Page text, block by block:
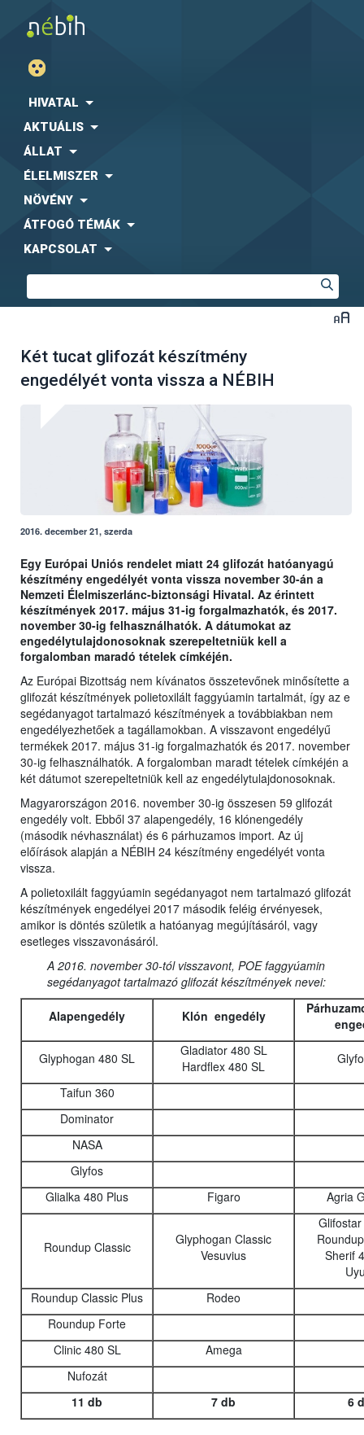
HIVATAL
AKTUÁLIS
ÁLLAT
ÉLELMISZER
NÖVÉNY
ÁTFOGÓ TÉMÁK
KAPCSOLAT
Két tucat glifozát készítmény
engedélyét vonta vissza a NÉBIH
2016. december 21, szerda
Egy Európai Uniós rendelet miatt 24 glifozát hatóanyagú
készítmény engedélyét vonta vissza november 30-án a
Nemzeti Élelmiszerlánc-biztonsági Hivatal. Az érintett
készítmények 2017. május 31-ig forgalmazhatók, és 2017.
november 30-ig felhasználhatók. A dátumokat az
engedélytulajdonosoknak szerepeltetniük kell a
forgalomban maradó tételek címkéjén.
Az Európai Bizottság nem kívánatos összetevőnek minősítette a
glifozát készítmények polietoxilált faggyúamin tartalmát, így az e
segédanyagot tartalmazó készítmények a továbbiakban nem
engedélyezhetőek a tagállamokban. A visszavont engedélyű
termékek 2017. május 31-ig forgalmazhatók és 2017. november
30-ig felhasználhatók. A forgalomban maradt tételek címkéjén a
két dátumot szerepeltetniük kell az engedélytulajdonosoknak.
Magyarországon 2016. november 30-ig összesen 59 glifozát
engedély volt. Ebből 37 alapengedély, 16 klónengedély
(második névhasználat) és 6 párhuzamos import. Az új
előírások alapján a NÉBIH 24 készítmény engedélyét vonta
vissza.
A polietoxilált faggyúamin segédanyagot nem tartalmazó glifozát
készítmények engedélyei 2017 második feléig érvényesek,
amikor is döntés születik a hatóanyag megújításáról, vagy
esetleges visszavonásáról.
A 2016. november 30-tól visszavont, POE faggyúamin
segédanyagot tartalmazó glifozát készítmények nevei:
Alapengedély Klón engedély
Glyphogan 480 SL
Gladiator 480 SL
Hardflex 480 SL
Taifun 360
Dominator
NASA
Glyfos
Glialka 480 Plus
Figaro Agria
Roundup Classic
Glyphogan Classic
Vesuvius
Sherif
Roundup Classic Plus
Rodeo
Roundup Forte
Clinic 480 SL
Amega
Nufozát
11 db
7 db 6